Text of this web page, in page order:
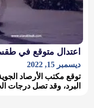
اعتدال متوقع في طقس
ديسمبر 15, 2022
توقع مكتب الأرصاد
البرد، وقد تصل درجات الحرارة إلى 13 درجة